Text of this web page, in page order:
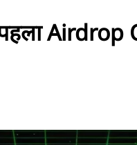
Airdrop
अर्न करें